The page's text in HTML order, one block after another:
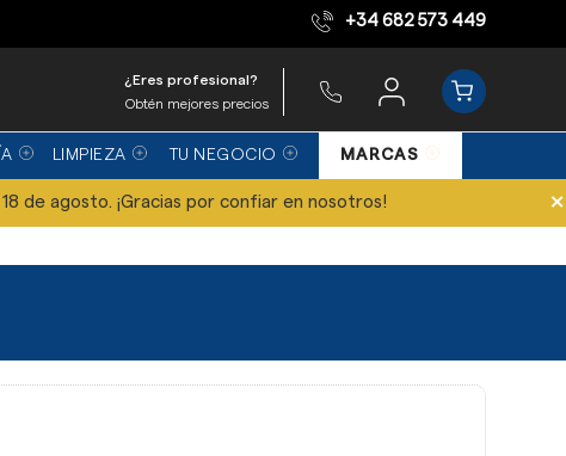
Equipo de expertos +34 682 573 449
¿Eres profesional?
Obtén mejores precios
LIMPIEZA TU NEGOCIO MARCAS
de agosto. ¡Gracias por confiar en nosotros! ×